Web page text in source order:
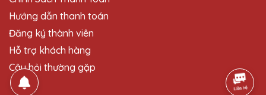
Pha Lê QTG và rất ấn tượng với chất lượng
đặt thêm trong tương lai.
Hướng dẫn thanh toán
Đăng ký thành viên
Hỗ trợ khách hàng
Câu hỏi thường gặp